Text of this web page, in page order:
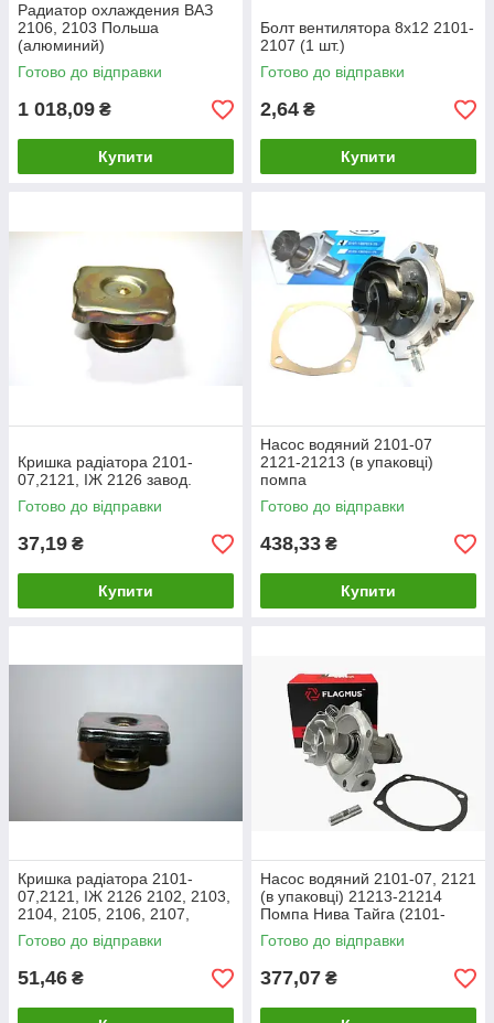
Радиатор охлаждения ВАЗ
2106, 2103 Польша
(алюминий)
Готово до відправки
1 018,09 ₴
Купити
Болт вентилятора 8х12 2101-
2107 (1 шт.)
Готово до відправки
2,64 ₴
Купити
Кришка радіатора 2101-
07,2121, ІЖ 2126 завод.
Готово до відправки
37,19 ₴
Купити
Насос водяний 2101-07
2121-21213 (в упаковці)
помпа
Готово до відправки
438,33 ₴
Купити
Кришка радіатора 2101-
07,2121, ІЖ 2126 2102, 2103,
2104, 2105, 2106, 2107,
21213, 21214 (пробка)
Готово до відправки
51,46 ₴
Насос водяний 2101-07, 2121
(в упаковці) 21213-21214
Помпа Нива Тайга (2101-
1307011)
Готово до відправки
377,07 ₴